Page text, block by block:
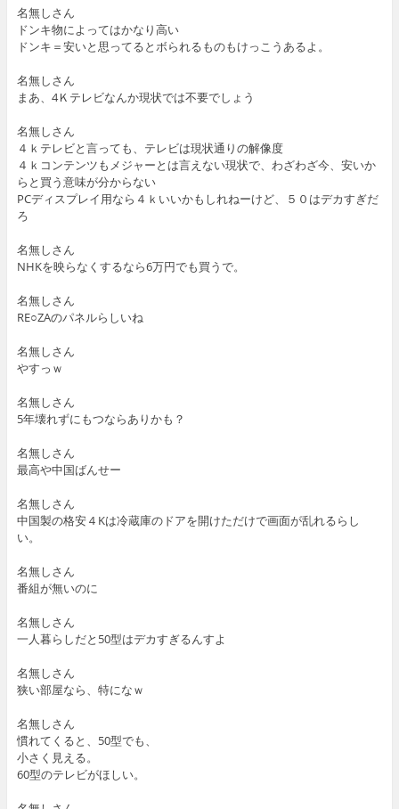
名無しさん
ドンキ物によってはかなり高い
ドンキ＝安いと思ってるとボられるものもけっこうあるよ。
名無しさん
まあ、4Ｋテレビなんか現状では不要でしょう
名無しさん
４ｋテレビと言っても、テレビは現状通りの解像度
４ｋコンテンツもメジャーとは言えない現状で、わざわざ今、安いか
らと買う意味が分からない
PCディスプレイ用なら４ｋいいかもしれねーけど、５０はデカすぎだ
ろ
名無しさん
NHKを映らなくするなら6万円でも買うで。
名無しさん
RE○ZAのパネルらしいね
名無しさん
やすっｗ
名無しさん
5年壊れずにもつならありかも？
名無しさん
最高や中国ばんせー
名無しさん
中国製の格安４Kは冷蔵庫のドアを開けただけで画面が乱れるらし
い。
名無しさん
番組が無いのに
名無しさん
一人暮らしだと50型はデカすぎるんすよ
名無しさん
狭い部屋なら、特になｗ
名無しさん
慣れてくると、50型でも、
小さく見える。
60型のテレビがほしい。